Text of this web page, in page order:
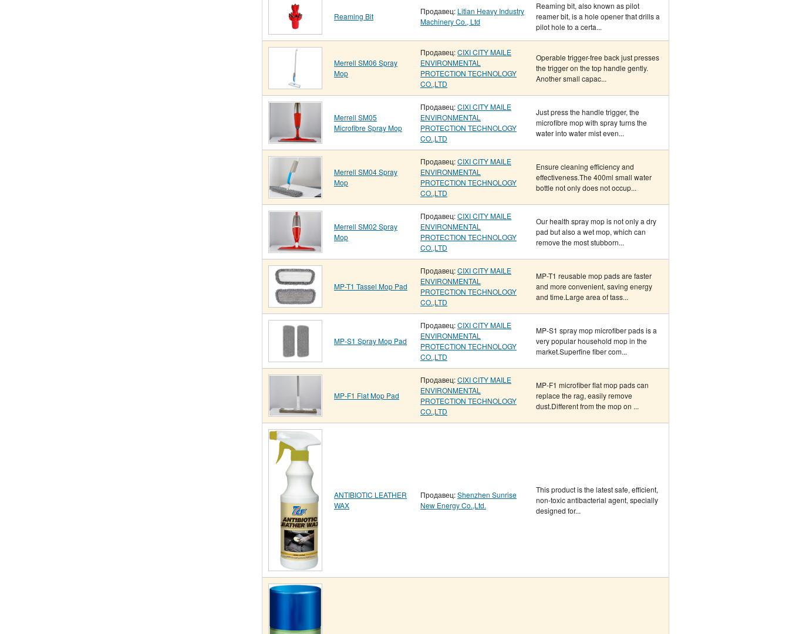
Reaming Bit
Продавец: Litian Heavy Industry
Machinery Co., Ltd
Reaming bit, also known as pilot
reamer bit, is a hole opener that drills a
pilot hole to a certa...
Merrell SM06 Spray
Mop
Продавец:CIXI CITY MAILE
ENVIRONMENTAL
PROTECTION TECHNOLOGY
CO.,LTD
Operable trigger-free back just presses
the trigger on the top handle gently.
Another small capac...
Merrell SM05
Microfibre Spray Mop
Продавец:CIXI CITY MAILE
ENVIRONMENTAL
PROTECTION TECHNOLOGY
CO.,LTD
Just press the handle trigger, the
microfibre mop with spray turns the
water into water mist even...
Merrell SM04 Spray
Mop
Продавец:CIXI CITY MAILE
ENVIRONMENTAL
PROTECTION TECHNOLOGY
CO.,LTD
Ensure cleaning efficiency and
effectiveness.The 400ml small water
bottle not only does not occup...
Merrell SM02 Spray
Mop
Продавец:CIXI CITY MAILE
ENVIRONMENTAL
PROTECTION TECHNOLOGY
CO.,LTD
Our health spray mop is not only a dry
pad but also a wet mop, which can
remove the most stubborn...
MP-T1 Tassel Mop Pad
Продавец:CIXI CITY MAILE
ENVIRONMENTAL
PROTECTION TECHNOLOGY
CO.,LTD
MP-T1 reusable mop pads are faster
and more convenient, saving energy
and time.Large area of tass...
MP-S1 Spray Mop Pad
Продавец:CIXI CITY MAILE
ENVIRONMENTAL
PROTECTION TECHNOLOGY
CO.,LTD
MP-S1 spray mop microfiber pads is a
very popular household mop in the
market.Superfine fiber com...
MP-F1 Flat Mop Pad
Продавец:CIXI CITY MAILE
ENVIRONMENTAL
PROTECTION TECHNOLOGY
CO.,LTD
MP-F1 microfiber flat mop pads can
replace the rag, easily remove
dust.Different from the mop on ...
ANTIBIOTIC LEATHER
WAX
Продавец:Shenzhen Sunrise
New Energy Co.,Ltd.
This product is the latest safe, efficient,
non-toxic antibacterial agent, specially
designed for...